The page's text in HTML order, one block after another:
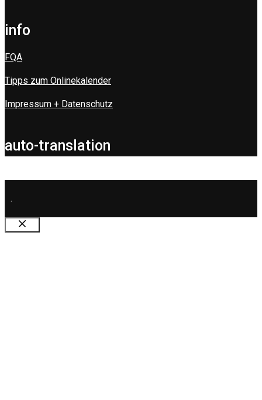
info
FQA
Tipps zum Onlinekalender
Impressum + Datenschutz
auto-translation
.
Schließen